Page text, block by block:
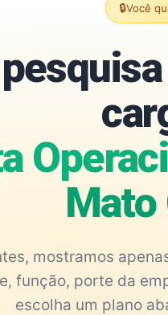
🔒Você
Mato
mostramos
função, porte da
escolha um plano